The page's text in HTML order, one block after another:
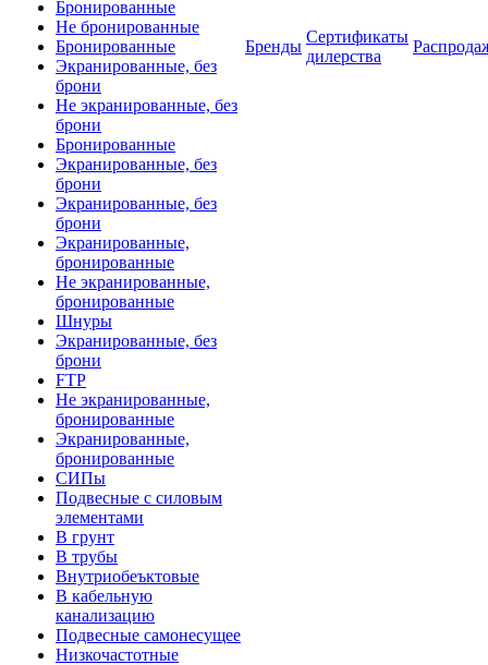
Бронированные
Не бронированные
Бронированные
Экранированные, без
брони
Не экранированные, без
брони
Бронированные
Экранированные, без
брони
Экранированные, без
брони
Экранированные,
бронированные
Не экранированные,
бронированные
Шнуры
Экранированные, без
брони
FTP
Не экранированные,
бронированные
Экранированные,
бронированные
СИПы
Подвесные с силовым
элементами
В грунт
В трубы
Внутриобеъктовые
В кабельную
канализацию
Подвесные самонесущее
Низкочастотные
Бренды
Сертификаты
дилерства